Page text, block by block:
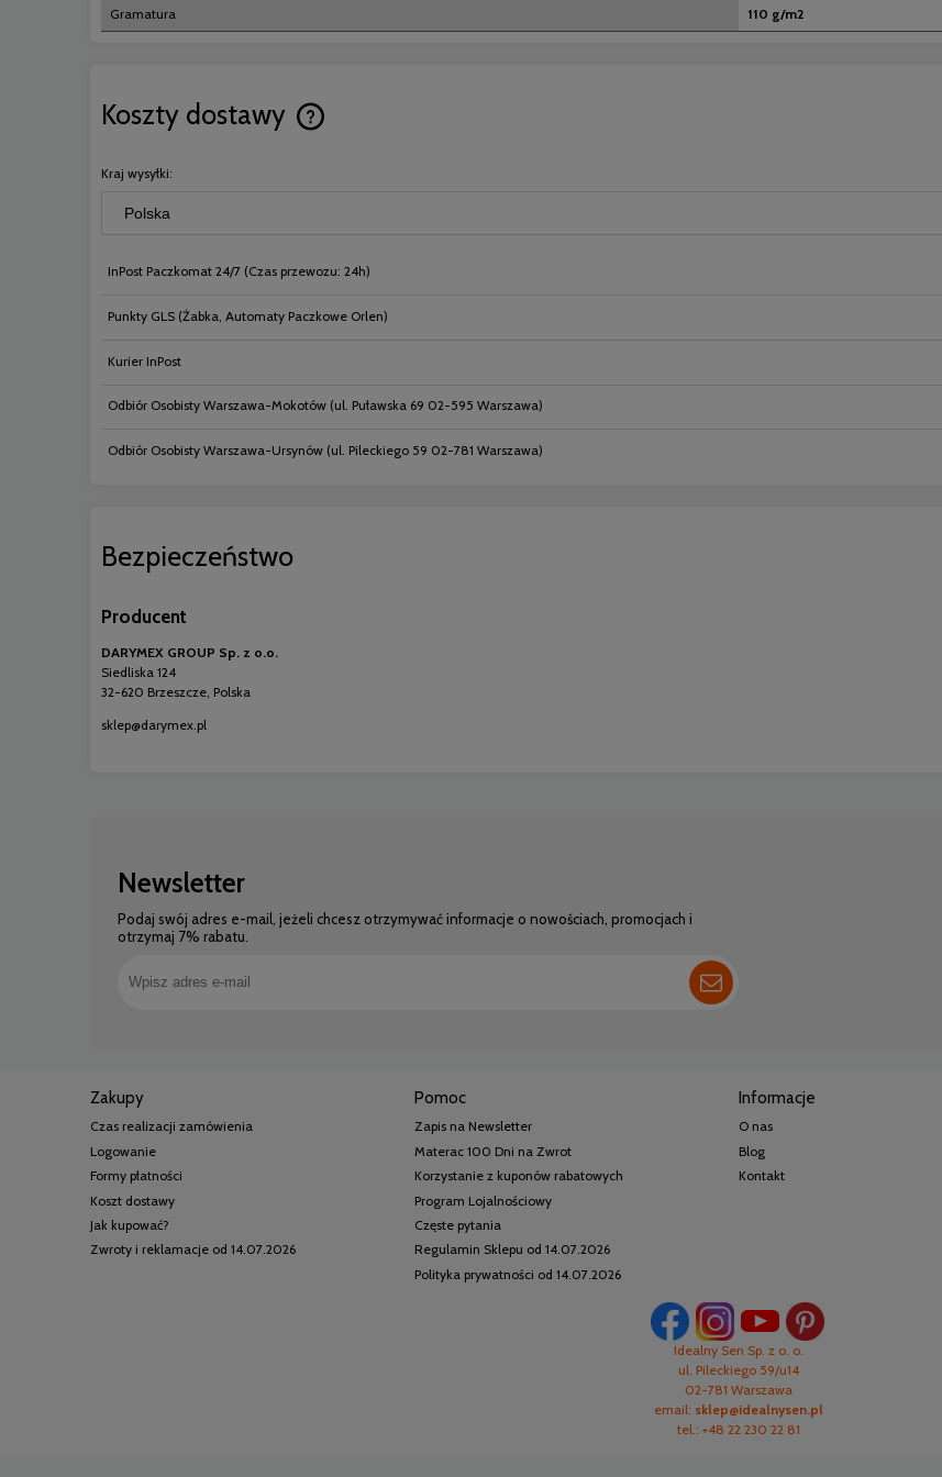
Gramatura 110 g/m2
Koszty dostawy
Kraj wysyłki:
InPost Paczkomat 24/7 (Czas przewozu: 24h)
Punkty GLS (Żabka, Automaty Paczkowe Orlen)
Kurier InPost
Odbiór Osobisty Warszawa-Mokotów (ul. Puławska 69 02-595 Warszawa)
Odbiór Osobisty Warszawa-Ursynów (ul. Pileckiego 59 02-781 Warszawa)
Bezpieczeństwo
Producent
DARYMEX GROUP Sp. z o.o.
Siedliska 124
32-620 Brzeszcze, Polska
sklep@darymex.pl
Newsletter
Podaj swój adres e-mail, jeżeli chcesz otrzymywać informacje o nowościach, promocjach i
otrzymaj 7% rabatu.
Zakupy
Czas realizacji zamówienia
Logowanie
Formy płatności
Koszt dostawy
Jak kupować?
Zwroty i reklamacje od 14.07.2026
Pomoc
Zapis na Newsletter
Materac 100 Dni na Zwrot
Korzystanie z kuponów rabatowych
Program Lojalnościowy
Częste pytania
Regulamin Sklepu od 14.07.2026
Polityka prywatności od 14.07.2026
Informacje
O nas
Blog
Kontakt
Idealny Sen Sp. z o. o.
ul. Pileckiego 59/u14
02-781 Warszawa
email: sklep@idealnysen.pl
tel.: +48 22 230 22 81